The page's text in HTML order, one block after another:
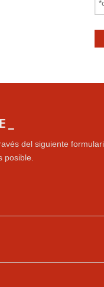
del siguiente
posible.